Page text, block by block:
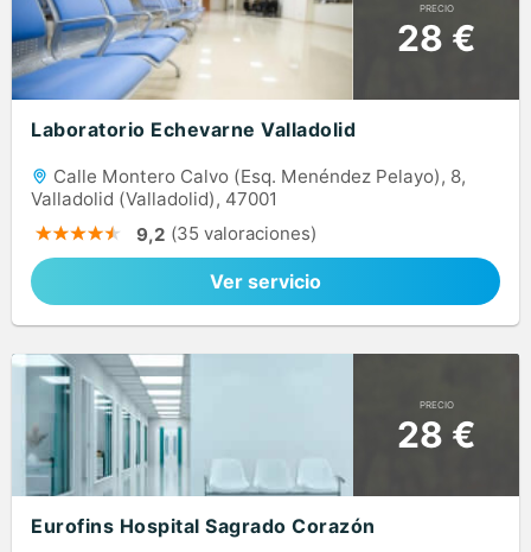
PRECIO
28 €
Laboratorio Echevarne Valladolid
Calle Montero Calvo (Esq. Menéndez Pelayo), 8,
Valladolid (Valladolid), 47001
9,2 (35 valoraciones)
Ver servicio
PRECIO
28 €
Eurofins Hospital Sagrado Corazón